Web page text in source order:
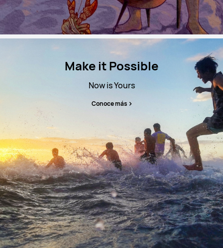
Make it Possible
Now is Yours
Conoce más